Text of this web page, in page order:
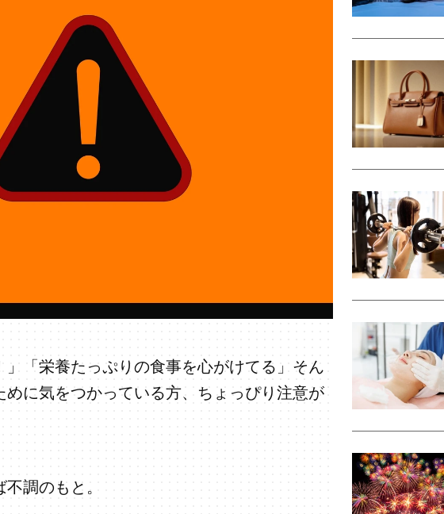
」「栄養たっぷりの食事を心がけてる」そん
に気をつかっている方、ちょっぴり注意が
調のもと。